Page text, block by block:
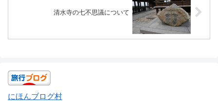
清水寺の七不思議について
にほんブログ村